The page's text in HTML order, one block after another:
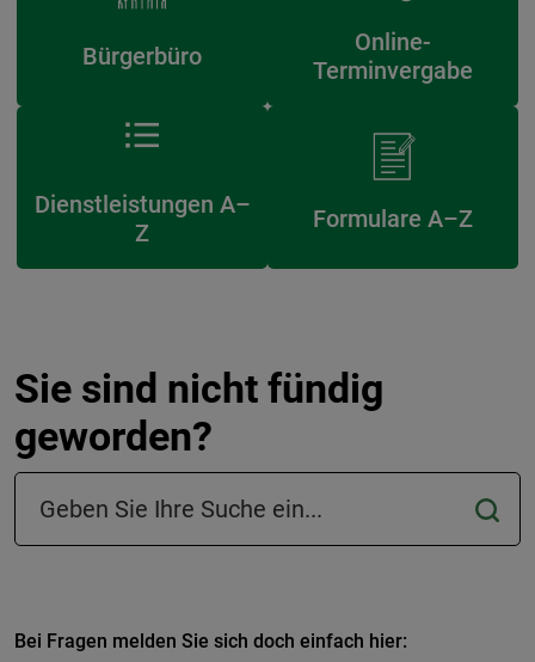
Bürgerbüro
Online-
Terminvergabe
Dienstleistungen A–
Z
Formulare A–Z
Sie sind nicht fündig
geworden?
Suchfeld in der Fußzeile
Bei Fragen melden Sie sich doch einfach hier: